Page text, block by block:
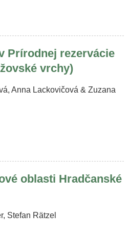
Prírodnej rezervácie
vrchy)
Anna Lackovičová & Zuzana
oblasti Hradčanské
Stefan Rätzel